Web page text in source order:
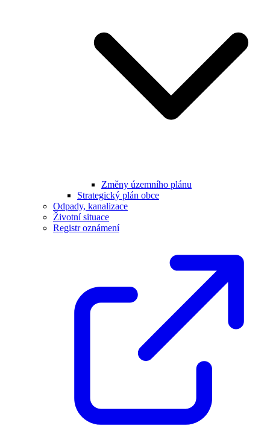
Změny územního plánu
Strategický plán obce
Odpady, kanalizace
Životní situace
Registr oznámení